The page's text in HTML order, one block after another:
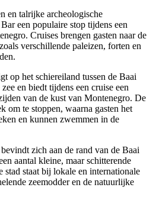
en talrijke archeologische
Bareen populaire stop tijdens een
Cruises brengen gasten naar de
verschillende paleizen, forten en
op het schiereiland tussen de Baai
en biedt tijdens een cruise een
van de kust van Montenegro. De
om te stoppen, waarna gasten het
en kunnen zwemmen in de
bevindt zich aan de rand van de Baai
aantal kleine, maar schitterende
stad staat bij lokale en internationale
zeemodder en de natuurlijke